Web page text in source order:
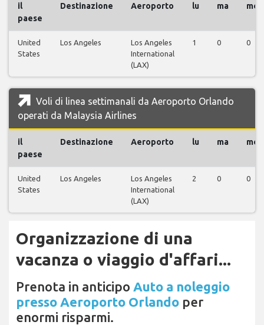
il
paese
Destinazione Aeroporto lu ma me
United
States
Los Angeles
Los Angeles
International
(LAX)
1 0 0
Voli di linea settimanali da Aeroporto Orlando
operati da Malaysia Airlines
il
paese
Destinazione Aeroporto lu ma me
United
States
Los Angeles
Los Angeles
International
(LAX)
2 0 0
Organizzazione di una
vacanza o viaggio d'affari...
Prenota in anticipo Auto a noleggio
presso Aeroporto Orlando per
enormi risparmi.